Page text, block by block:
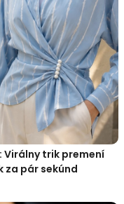
trik premení
za pár sekúnd